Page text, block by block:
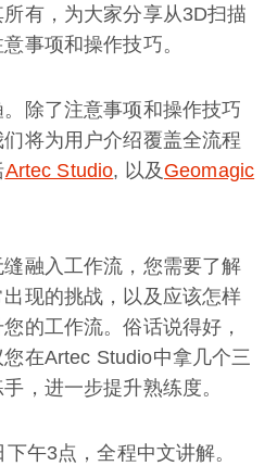
有，为大家分享从3D扫描
事项和操作技巧。
除了注意事项和操作技巧
将为用户介绍覆盖全流程
Artec Studio, 以及 Geomagic
融入工作流，您需要了解
现的挑战，以及应该怎样
的工作流。俗话说得好，
在Artec Studio中拿几个三
，进一步提升熟练度。
午3点，全程中文讲解。